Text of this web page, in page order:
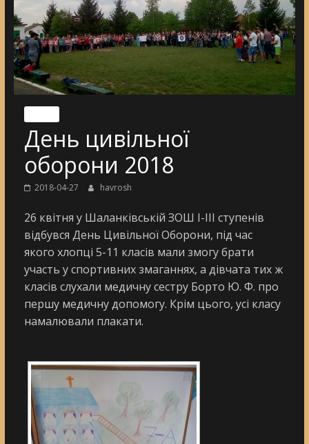
День цивільної
оборони 2018
2018-04-27 havrosh
26 квітня у Шаланківській ЗОШ І-ІІІ ступенів
відбувся День Цивільної Оборони, під час
якого хлопці 5-11 класів мали змогу брати
участь у спортивних змаганнях, а дівчата тих ж
класів слухали медичну сестру Борто Ю. Ф. про
першу медичну допомогу. Крім цього, усі класу
намалювали плакати.